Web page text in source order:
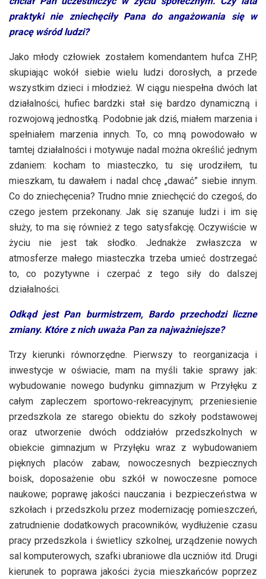
praktyki nie zniechęciły Pana do angażowania się w
pracę wśród ludzi?
Jako młody człowiek zostałem komendantem hufca ZHP,
skupiając wokół siebie wielu ludzi dorosłych, a przede
wszystkim dzieci i młodzież. W ciągu niespełna dwóch lat
działalności, hufiec bardzki stał się bardzo dynamiczną i
rozwojową jednostką. Podobnie jak dziś, miałem marzenia i
spełniałem marzenia innych. To, co mną powodowało w
tamtej działalności i motywuje nadal można określić jednym
zdaniem: kocham to miasteczko, tu się urodziłem, tu
mieszkam, tu dawałem i nadal chcę „dawać” siebie innym.
Co do zniechęcenia? Trudno mnie zniechęcić do czegoś, do
czego jestem przekonany. Jak się szanuje ludzi i im się
służy, to ma się również z tego satysfakcję. Oczywiście w
życiu nie jest tak słodko. Jednakże zwłaszcza w
atmosferze małego miasteczka trzeba umieć dostrzegać
to, co pozytywne i czerpać z tego siły do dalszej
działalności.
Odkąd jest Pan burmistrzem, Bardo przechodzi liczne
zmiany. Które z nich uważa Pan za najważniejsze?
Trzy kierunki równorzędne. Pierwszy to reorganizacja i
inwestycje w oświacie, mam na myśli takie sprawy jak:
wybudowanie nowego budynku gimnazjum w Przyłęku z
całym zapleczem sportowo-rekreacyjnym; przeniesienie
przedszkola ze starego obiektu do szkoły podstawowej
oraz utworzenie dwóch oddziałów przedszkolnych w
obiekcie gimnazjum w Przyłęku wraz z wybudowaniem
pięknych placów zabaw, nowoczesnych bezpiecznych
boisk, doposażenie obu szkół w nowoczesne pomoce
naukowe; poprawę jakości nauczania i bezpieczeństwa w
szkołach i przedszkolu przez modernizację pomieszczeń,
zatrudnienie dodatkowych pracowników, wydłużenie czasu
pracy przedszkola i świetlicy szkolnej, urządzenie nowych
sal komputerowych, szafki ubraniowe dla uczniów itd. Drugi
kierunek to poprawa jakości życia mieszkańców poprzez